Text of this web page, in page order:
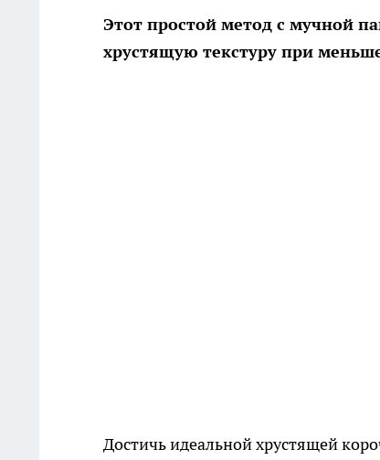
Этот простой метод с мучной
хрустящую текстуру при
Достичь идеальной хрустящей